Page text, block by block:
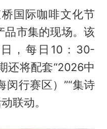
国际咖啡文化节
品市集的现场。该
，每日10：30-
还将配套“2026中
闵行赛区）”“集诗
联动。